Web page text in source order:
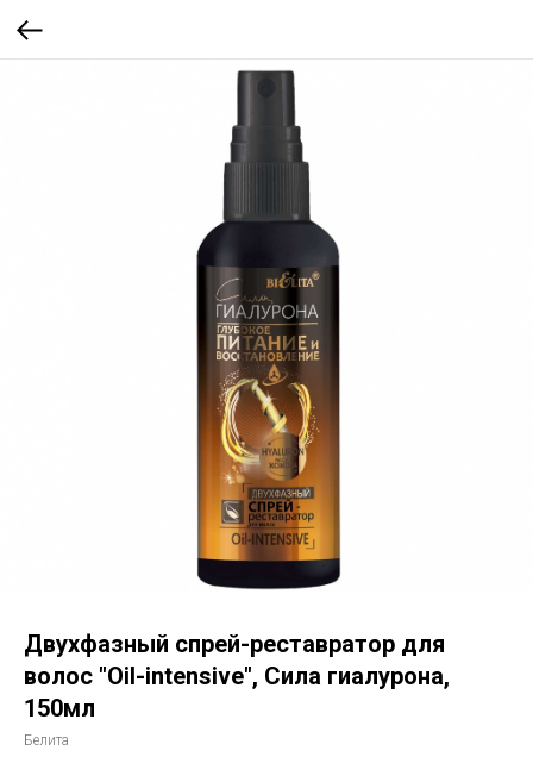
Двухфазный спрей-реставратор для
волос "Oil-intensive", Сила гиалурона,
150мл
Белита